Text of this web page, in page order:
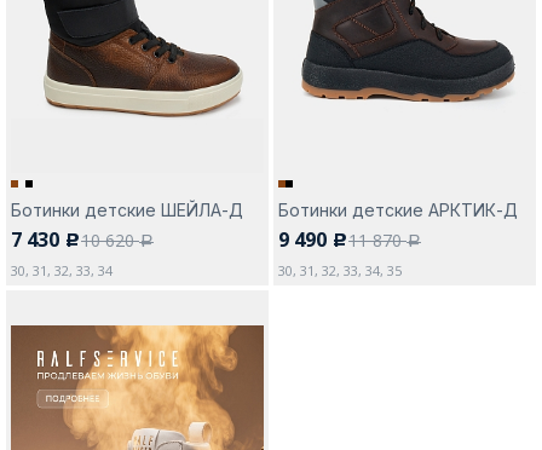
Ботинки детские ШЕЙЛА-Д
7 430 c10 620a
30, 31, 32, 33, 34
Ботинки детские АРКТИК-Д
9 490 c11 870a
30, 31, 32, 33, 34, 35